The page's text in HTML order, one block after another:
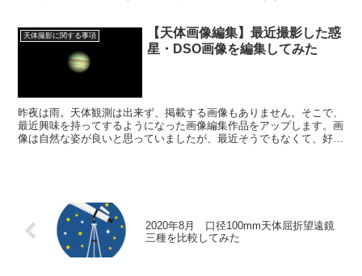
天体撮影に関する事項
【天体画像編集】最近撮影した惑
星・DSO画像を編集してみた
昨夜は雨。天体観測は出来ず、掲載する画像もありません。そこで、
最近興味を持ってするようになった画像編集作品をアップします。画
像は自然な姿が良いと思っていましたが、最近そうでもなくて、好み
2020年8月 口径100mm天体屈折望遠鏡
三種を比較してみた